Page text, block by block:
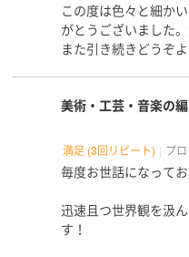
この度は色々と細か
がとうございました
また引き続きどうぞ
美術・工芸・音楽の編
満足 (3回リピート)
プ
毎度お世話になってお
迅速且つ世界観を汲
す！